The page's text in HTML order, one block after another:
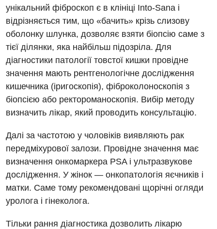
унікальний фіброскоп є в клініці Into-Sana і
відрізняється тим, що «бачить» крізь слизову
оболонку шлунка, дозволяє взяти біопсію саме з
тієї ділянки, яка найбільш підозріла. Для
діагностики патології товстої кишки провідне
значення мають рентгенологічне дослідження
кишечника (іригоскопія), фіброколоноскопія з
біопсією або ректороманоскопія. Вибір методу
визначить лікар, який проводить консультацію.
Далі за частотою у чоловіків виявляють рак
передміхурової залози. Провідне значення має
визначення онкомаркера PSA і ультразвукове
дослідження. У жінок — онкопатологія яєчників і
матки. Саме тому рекомендовані щорічні огляди
уролога і гінеколога.
Тільки рання діагностика дозволить лікарю